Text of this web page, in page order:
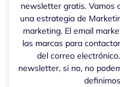
newsletter gratis. Vamos
una estrategia de
marketing. El email
las marcas para
del correo
newsletter, si no, no